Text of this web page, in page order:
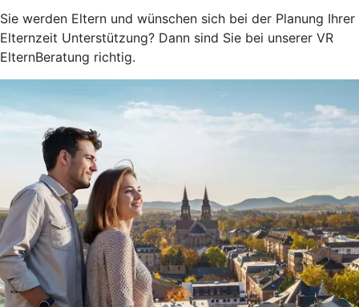
Sie werden Eltern und wünschen sich bei der Planung Ihrer
Elternzeit Unterstützung? Dann sind Sie bei unserer VR
ElternBeratung richtig.